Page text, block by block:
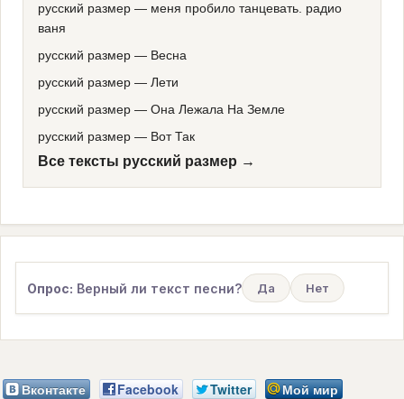
русский размер — меня пробило танцевать. радио
ваня
русский размер — Весна
русский размер — Лети
русский размер — Она Лежала На Земле
русский размер — Вот Так
Все тексты русский размер →
Опрос: Верный ли текст песни? Да Нет
Вконтакте Facebook Twitter
Мой мир